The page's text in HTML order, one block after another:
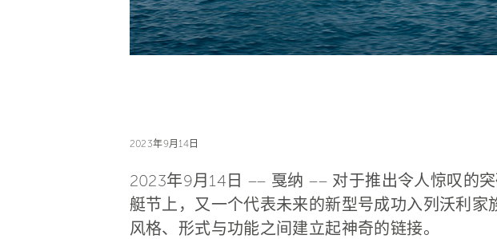
2023年9月14日
2023年9月14日 –– 戛纳 –– 对于推出令人惊叹的
艇节上，又一个代表未来的新型号成功入列沃利家
风格、形式与功能之间建立起神奇的链接。